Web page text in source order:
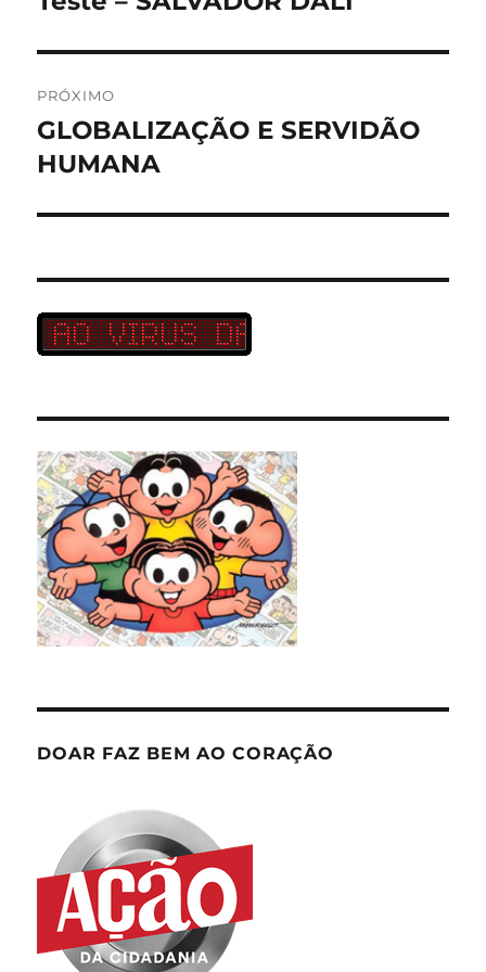
PRÓXIMO
Próximo
post:
GLOBALIZAÇÃO E SERVIDÃO
HUMANA
DOAR FAZ BEM AO CORAÇÃO